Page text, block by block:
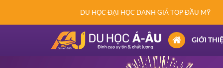
DU HỌC ĐẠI HỌC DANH GIÁ TOP ĐẦU MỸ
(CURRENT)
GIỚI